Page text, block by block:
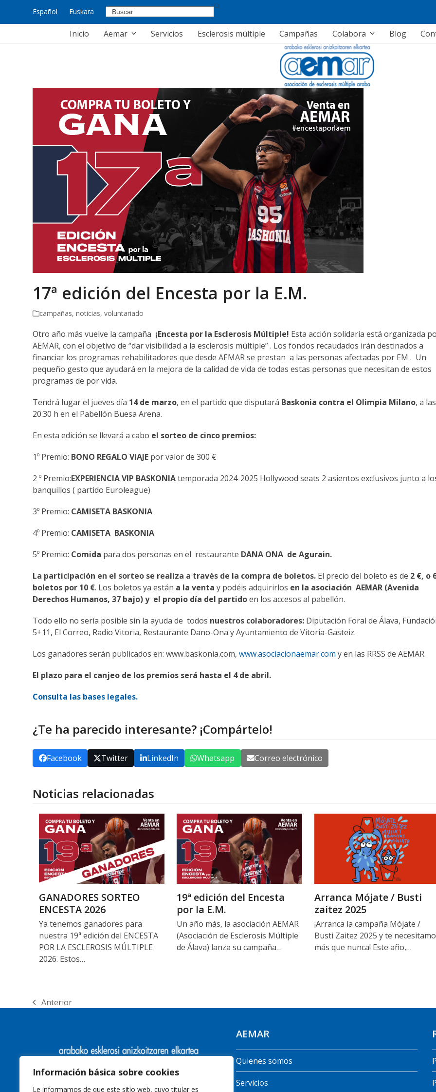
Información básica sobre cookies
Le informamos de que este sitio web, cuyo titular es
Español Euskara
Inicio Aemar Servicios Esclerosis múltiple Campañas Colabora Blog
17ª edición del Encesta por la E.M.
campañas,noticias,voluntariado
Otro año más vuelve la campaña ¡Encesta por la Esclerosis Múltiple! Esta acción solidaria está organizada
AEMAR, con el objetivo de “dar visibilidad a la esclerosis múltiple” . Los fondos recaudados irán destinados a
financiar los programas rehabilitadores que desde AEMAR se prestan a las personas afectadas por EM . Un
pequeño gesto que ayudará en la mejora de la calidad de vida de todas estas personas que necesitan de estos
programas de por vida.
Tendrá lugar el jueves día 14 de marzo, en el partido que disputará Baskonia contra el Olimpia Milano, a las
20:30 h en el Pabellón Buesa Arena.
En esta edición se llevará a cabo el sorteo de cinco premios:
1º Premio: BONO REGALO VIAJE por valor de 300 €
2 º Premio:EXPERIENCIA VIP BASKONIAtemporada 2024-2025 Hollywood seats 2 asientos exclusivos junto a
banquillos ( partido Euroleague)
3º Premio: CAMISETA BASKONIA
4º Premio: CAMISETA BASKONIA
5º Premio: Comida para dos personas en el restaurante DANA ONA de Agurain.
La participación en el sorteo se realiza a través de la compra de boletos. El precio del boleto es de 2 €, o
boletos por 10 €. Los boletos ya están a la venta y podéis adquirirlos en la asociación AEMAR (Avenida
Derechos Humanos, 37 bajo) y el propio día del partidoen los accesos al pabellón.
Todo ello no sería posible sin la ayuda de todos nuestros colaboradores: Diputación Foral de Álava,
5+11, El Correo, Radio Vitoria, Restaurante Dano-Ona y Ayuntamiento de Vitoria-Gasteiz.
Los ganadores serán publicados en: www.baskonia.com,www.asociacionaemar.comy en las RRSS de AEMAR.
El plazo para el canjeo de los premios será hasta el 4 de abril.
Consulta las bases legales.
¿Te ha parecido interesante? ¡Compártelo!
Facebook Twitter LinkedIn Whatsapp Correo electrónico
Noticias relacionadas
GANADORES SORTEO
ENCESTA 2026
Ya tenemos ganadores para
nuestra 19ª edición del ENCESTA
POR LA ESCLEROSIS MÚLTIPLE
2026. Estos…
19ª edición del Encesta
por la E.M.
Un año más, la asociación AEMAR
(Asociación de Esclerosis Múltiple
de Álava) lanza su campaña…
Arranca Mójate / Busti
zaitez 2025
¡Arranca la campaña Mójate /
Busti Zaitez 2025 y te
más que nunca! Este año,…
Anterior
AEMAR
Quienes somos
Servicios